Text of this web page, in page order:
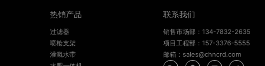
热销产品
过滤器
喷枪支架
灌溉水带
联系我们
销售市场部：134-7832-2635
项目工程部：157-3376-5555
邮箱：sales@chncrd.com